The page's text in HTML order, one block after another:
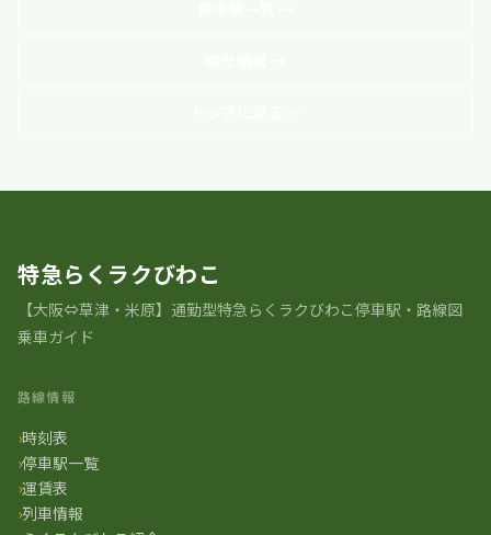
特急らくラクびわこ
【大阪⇔草津・米原】通勤型特急らくラクびわこ停車駅・路線図
乗車ガイド
路線情報
時刻表
停車駅一覧
運賃表
列車情報